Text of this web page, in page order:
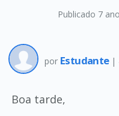
Publicado 7
por Estudante |
Boa tarde,